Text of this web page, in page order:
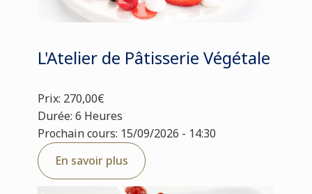
L'Atelier de Pâtisserie Végétale
Prix: 270,00€
Durée: 6 Heures
Prochain cours: 15/09/2026 - 14:30
En savoir plus